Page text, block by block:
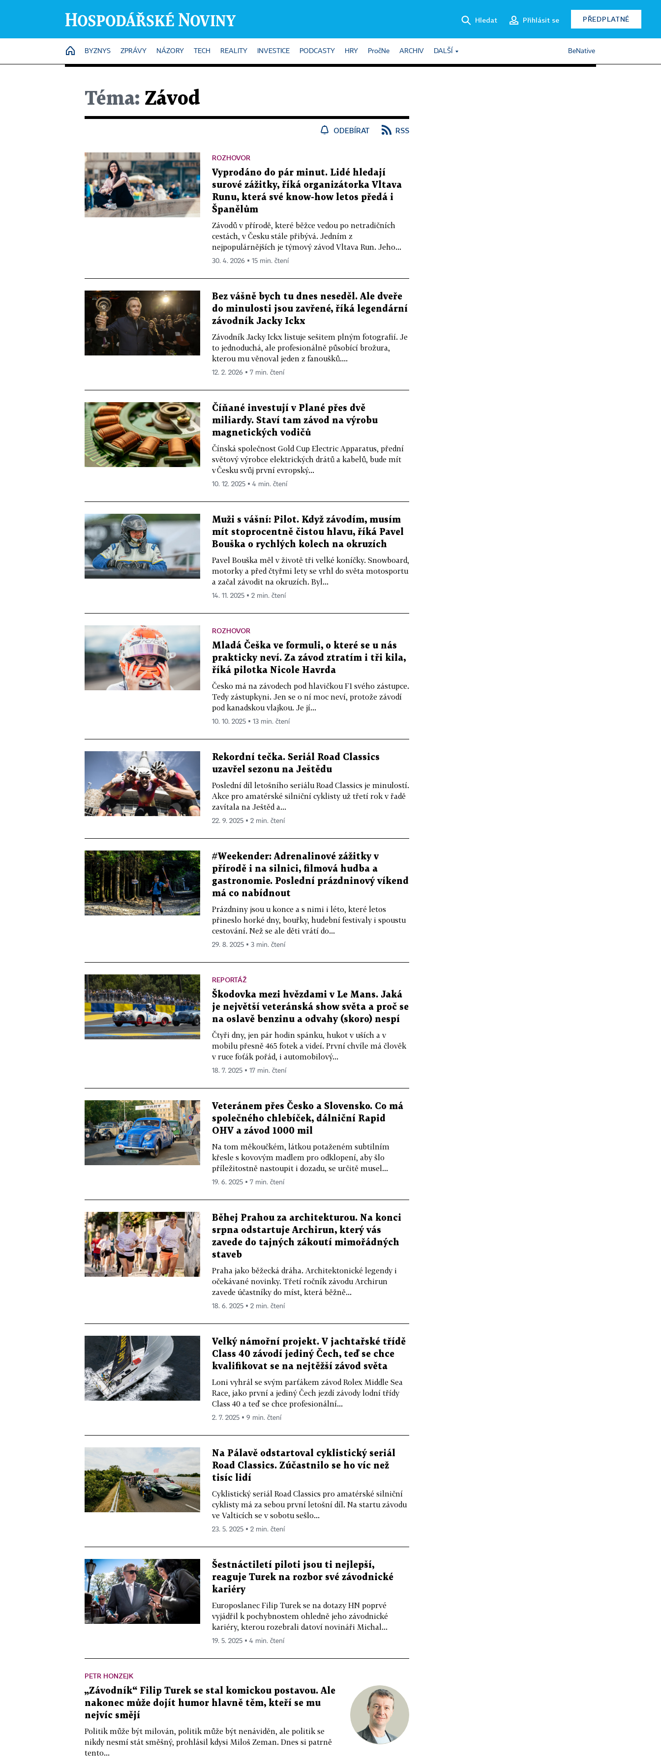
Hledat Přihlásit se PŘEDPLATNÉ
HOME
BYZNYS ZPRÁVY NÁZORY TECH REALITY INVESTICE PODCASTY HRY PročNe ARCHIV DALŠÍ BeNative
Téma: Závod
ODEBÍRAT RSS
ROZHOVOR
Vyprodáno do pár minut. Lidé hledají
surové zážitky, říká organizátorka Vltava
Runu, která své know-how letos předá i
Španělům
Závodů v přírodě, které běžce vedou po netradičních
cestách, v Česku stále přibývá. Jedním z
nejpopulárnějších je týmový závod Vltava Run. Jeho...
30. 4. 2026 ▪ 15 min. čtení
Bez vášně bych tu dnes neseděl. Ale dveře
do minulosti jsou zavřené, říká legendární
závodník Jacky Ickx
Závodník Jacky Ickx listuje sešitem plným fotografií. Je
to jednoduchá, ale profesionálně působící brožura,
kterou mu věnoval jeden z fanoušků....
12. 2. 2026 ▪ 7 min. čtení
Číňané investují v Plané přes dvě
miliardy. Staví tam závod na výrobu
magnetických vodičů
Čínská společnost Gold Cup Electric Apparatus, přední
světový výrobce elektrických drátů a kabelů, bude mít
v Česku svůj první evropský...
10. 12. 2025 ▪ 4 min. čtení
Muži s vášní: Pilot. Když závodím, musím
mít stoprocentně čistou hlavu, říká Pavel
Bouška o rychlých kolech na okruzích
Pavel Bouška měl v životě tři velké koníčky. Snowboard,
motorky a před čtyřmi lety se vrhl do světa motosportu
a začal závodit na okruzích. Byl...
14. 11. 2025 ▪ 2 min. čtení
ROZHOVOR
Mladá Češka ve formuli, o které se u nás
prakticky neví. Za závod ztratím i tři kila,
říká pilotka Nicole Havrda
Česko má na závodech pod hlavičkou F1 svého zástupce.
Tedy zástupkyni. Jen se o ní moc neví, protože závodí
pod kanadskou vlajkou. Je jí...
10. 10. 2025 ▪ 13 min. čtení
Rekordní tečka. Seriál Road Classics
uzavřel sezonu na Ještědu
Poslední díl letošního seriálu Road Classics je minulostí.
Akce pro amatérské silniční cyklisty už třetí rok v řadě
zavítala na Ještěd a...
22. 9. 2025 ▪ 2 min. čtení
#Weekender: Adrenalinové zážitky v
přírodě i na silnici, filmová hudba a
gastronomie. Poslední prázdninový víkend
má co nabídnout
Prázdniny jsou u konce a s nimi i léto, které letos
přineslo horké dny, bouřky, hudební festivaly i spoustu
cestování. Než se ale děti vrátí do...
29. 8. 2025 ▪ 3 min. čtení
REPORTÁŽ
Škodovka mezi hvězdami v Le Mans. Jaká
je největší veteránská show světa a proč se
na oslavě benzinu a odvahy (skoro) nespí
Čtyři dny, jen pár hodin spánku, hukot v uších a v
mobilu přesně 465 fotek a videí. První chvíle má člověk
v ruce foťák pořád, i automobilový...
18. 7. 2025 ▪ 17 min. čtení
Veteránem přes Česko a Slovensko. Co má
společného chlebíček, dálniční Rapid
OHV a závod 1000 mil
Na tom měkoučkém, látkou potaženém subtilním
křesle s kovovým madlem pro odklopení, aby šlo
příležitostně nastoupit i dozadu, se určitě musel...
19. 6. 2025 ▪ 7 min. čtení
Běhej Prahou za architekturou. Na konci
srpna odstartuje Archirun, který vás
zavede do tajných zákoutí mimořádných
staveb
Praha jako běžecká dráha. Architektonické legendy i
očekávané novinky. Třetí ročník závodu Archirun
zavede účastníky do míst, která běžně...
18. 6. 2025 ▪ 2 min. čtení
Velký námořní projekt. V jachtařské třídě
Class 40 závodí jediný Čech, teď se chce
kvalifikovat se na nejtěžší závod světa
Loni vyhrál se svým parťákem závod Rolex Middle Sea
Race, jako první a jediný Čech jezdí závody lodní třídy
Class 40 a teď se chce profesionální...
2. 7. 2025 ▪ 9 min. čtení
Na Pálavě odstartoval cyklistický seriál
Road Classics. Zúčastnilo se ho víc než
tisíc lidí
Cyklistický seriál Road Classics pro amatérské silniční
cyklisty má za sebou první letošní díl. Na startu závodu
ve Valticích se v sobotu sešlo...
23. 5. 2025 ▪ 2 min. čtení
Šestnáctiletí piloti jsou ti nejlepší,
reaguje Turek na rozbor své závodnické
kariéry
Europoslanec Filip Turek se na dotazy HN poprvé
vyjádřil k pochybnostem ohledně jeho závodnické
kariéry, kterou rozebrali datoví novináři Michal...
19. 5. 2025 ▪ 4 min. čtení
PETR HONZEJK
„Závodník“ Filip Turek se stal komickou postavou. Ale
nakonec může dojít humor hlavně těm, kteří se mu
nejvíc smějí
Politik může být milován, politik může být nenáviděn, ale politik se
nikdy nesmí stát směšný, prohlásil kdysi Miloš Zeman. Dnes si patrně
tento...